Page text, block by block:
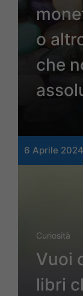
o
che
6 Aprile
Curiosità
Vuoi
libri